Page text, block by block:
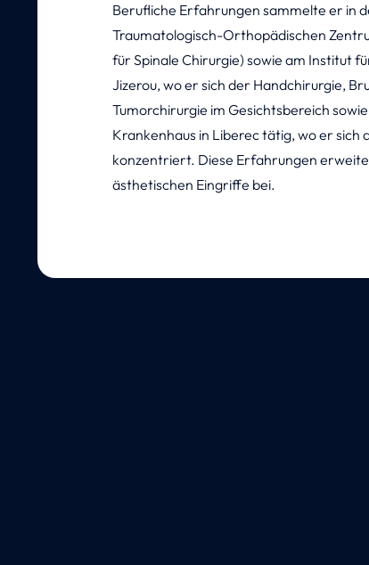
Berufliche Erfahrungen sammelte er in
Traumatologisch-Orthopädischen
für Spinale Chirurgie) sowie am Institut
Jizerou, wo er sich der Handchirurgie,
Tumorchirurgie im Gesichtsbereich
Krankenhaus in Liberec tätig, wo er
konzentriert. Diese Erfahrungen
ästhetischen Eingriffe bei.